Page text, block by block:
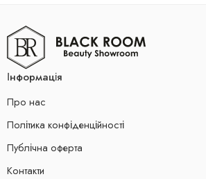
Інформація
Про нас
Політика конфіденційності
Публічна оферта
Контакти